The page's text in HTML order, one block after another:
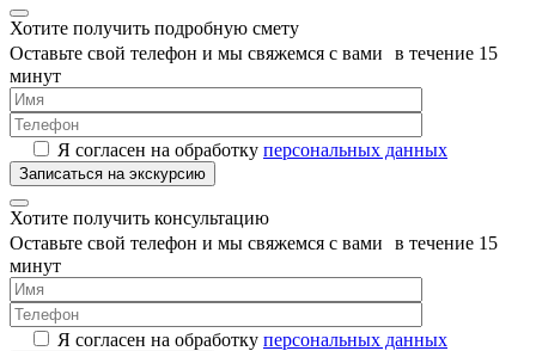
Хотите получить подробную смету
Оставьте свой телефон и мы свяжемся с вами в течение 15
минут
Я согласен на обработку персональных данных
Хотите получить консультацию
Оставьте свой телефон и мы свяжемся с вами в течение 15
минут
Я согласен на обработку персональных данных